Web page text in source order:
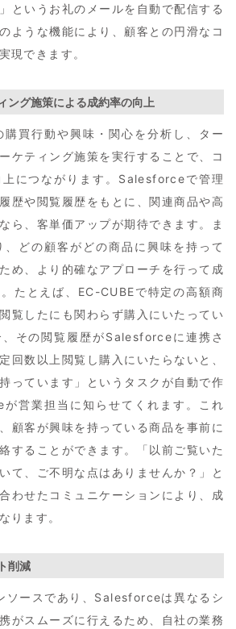
というお礼のメールを自動で配信する
ような機能により、顧客との円滑なコ
現できます。
ング施策による成約率の向上
買行動や興味・関心を分析し、ター
ケティング施策を実行することで、コ
上につながります。Salesforceで管理
歴や閲覧履歴をもとに、関連商品や高
ら、客単価アップが期待できます。ま
どの顧客がどの商品に興味を持って
め、より的確なアプローチを行って成
たとえば、EC-CUBEで特定の高額商
覧したにも関わらず購入にいたってい
その閲覧履歴がSalesforceに連携さ
回数以上閲覧し購入にいたらないと、
っています」というタスクが自動で作
営業担当に知らせてくれます。これ
顧客が興味を持っている商品を事前に
することができます。「以前ご覧いた
て、ご不明な点はありませんか？」と
わせたコミュニケーションにより、成
ります。
削減
ソースであり、Salesforceは異なるシ
がスムーズに行えるため、自社の業務